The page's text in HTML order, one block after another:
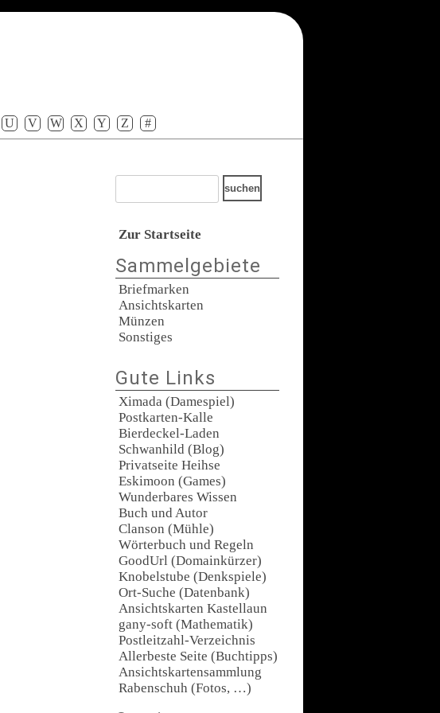
U V W X Y Z #
Zur Startseite
Sammelgebiete
Briefmarken
Ansichtskarten
Münzen
Sonstiges
Gute Links
Ximada (Damespiel)
Postkarten-Kalle
Bierdeckel-Laden
Schwanhild (Blog)
Privatseite Heihse
Eskimoon (Games)
Wunderbares Wissen
Buch und Autor
Clanson (Mühle)
Wörterbuch und Regeln
GoodUrl (Domainkürzer)
Knobelstube (Denkspiele)
Ort-Suche (Datenbank)
Ansichtskarten Kastellaun
gany-soft (Mathematik)
Postleitzahl-Verzeichnis
Allerbeste Seite (Buchtipps)
Ansichtskartensammlung
Rabenschuh (Fotos, …)